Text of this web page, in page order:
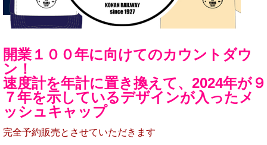
開業１００年に向けてのカウントダウ
ン！
速度計を年計に置き換えて、2024年が９
７年を示しているデザインが入ったメ
ッシュキャップ
完全予約販売とさせていただきます